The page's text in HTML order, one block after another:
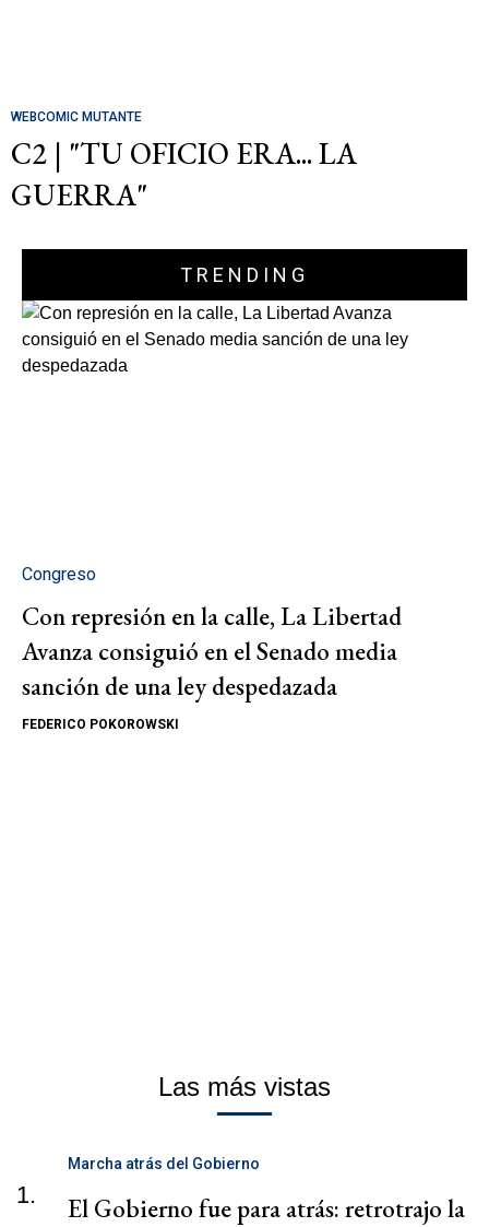
WEBCOMIC MUTANTE
C2 | "TU OFICIO ERA... LA
GUERRA"
TRENDING
Congreso
Con represión en la calle, La Libertad
Avanza consiguió en el Senado media
sanción de una ley despedazada
FEDERICO POKOROWSKI
Las más vistas
1.
Marcha atrás del Gobierno
El Gobierno fue para atrás: retrotrajo la